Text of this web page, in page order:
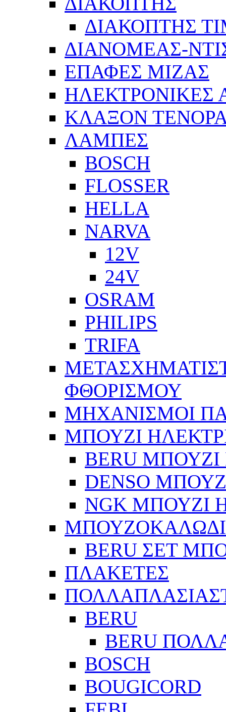
ΔΙΑΚΟΠΤΗΣ
ΔΙΑΝΟΜΕΑΣ-
ΕΠΑΦΕΣ ΜΙΖΑΣ
ΗΛΕΚΤΡΟΝΙΚΕΣ
ΚΛΑΞΟΝ
ΛΑΜΠΕΣ
BOSCH
FLOSSER
HELLA
NARVA
12V
24V
OSRAM
PHILIPS
TRIFA
ΦΘΟΡΙΣΜΟΥ
ΜΗΧΑΝΙΣΜΟΙ
ΜΠΟΥΖΙ
BERU
DENSO
NGK ΜΠΟΥΖΙ
BERU ΣΕΤ
ΠΛΑΚΕΤΕΣ
BERU
BERU
BOSCH
BOUGICORD